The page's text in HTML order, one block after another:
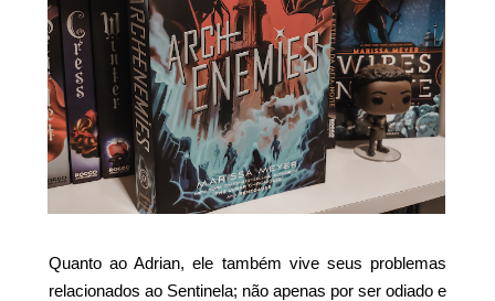
Quanto ao Adrian, ele também vive seus problemas
relacionados ao Sentinela; não apenas por ser odiado e